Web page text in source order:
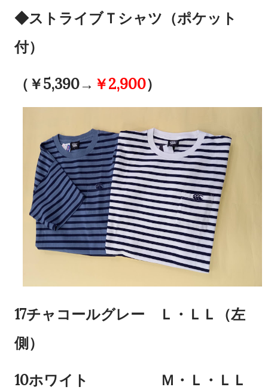
◆ストライブＴシャツ（ポケット
付）
（￥5,390→ ￥2,900）
17チャコールグレー Ｌ・ＬＬ（左
側）
10ホワイト Ｍ・Ｌ・ＬＬ